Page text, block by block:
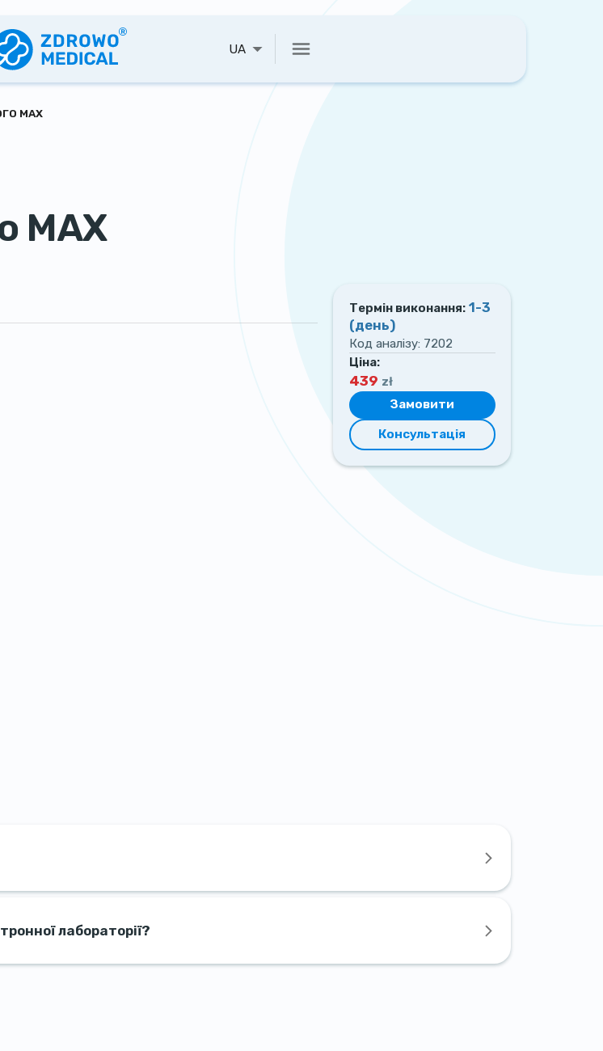
UA
MAX
MAX
Термін виконання: 1-3
(день)
Код аналізу: 7202
Ціна:
439 zł
Замовити
Консультація
лабораторії?